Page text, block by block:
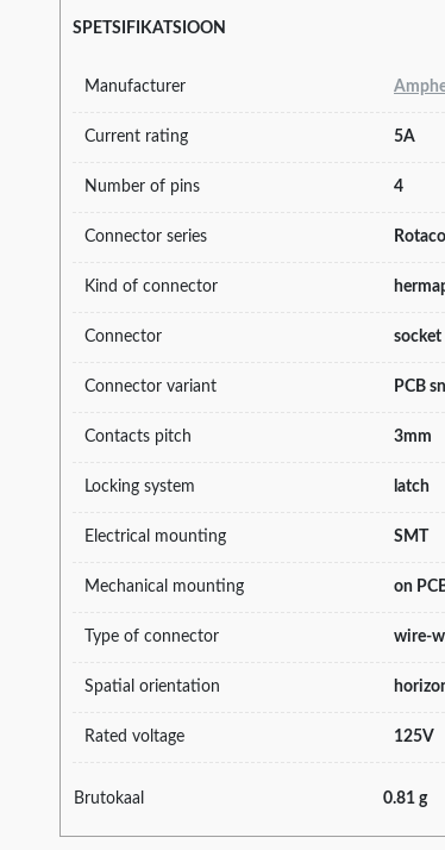
SPETSIFIKATSIOON
Manufacturer
Current rating 5A
Number of pins 4
Connector series
Kind of connector
Connector socket
Connector variant PCB
Contacts pitch 3mm
Locking system latch
Electrical mounting SMT
Mechanical mounting on
Type of connector wire-
Spatial orientation
Rated voltage 125V
Brutokaal 0.81 g